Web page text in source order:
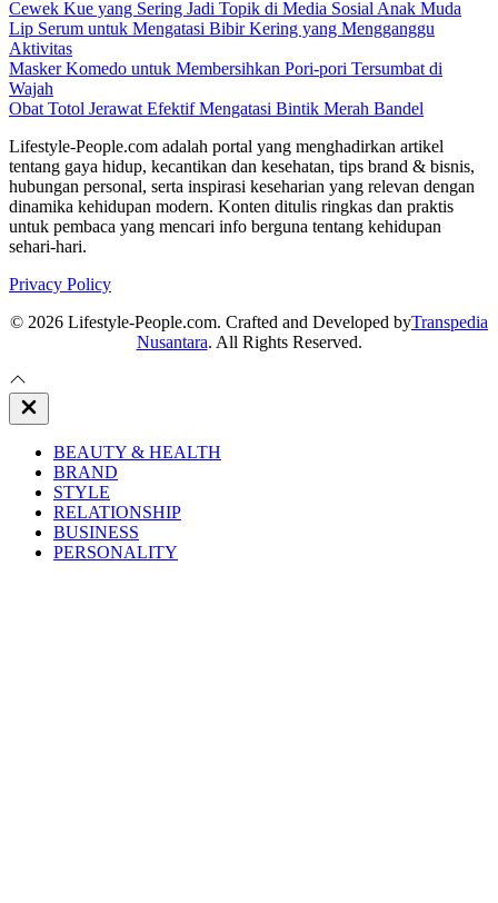
Cewek Kue yang Sering Jadi Topik di Media Sosial Anak Muda
Lip Serum untuk Mengatasi Bibir Kering yang Mengganggu
Aktivitas
Masker Komedo untuk Membersihkan Pori-pori Tersumbat di
Wajah
Obat Totol Jerawat Efektif Mengatasi Bintik Merah Bandel
Lifestyle-People.com adalah portal yang menghadirkan artikel
tentang gaya hidup, kecantikan dan kesehatan, tips brand & bisnis,
hubungan personal, serta inspirasi keseharian yang relevan dengan
dinamika kehidupan modern. Konten ditulis ringkas dan praktis
untuk pembaca yang mencari info berguna tentang kehidupan
sehari-hari.
Privacy Policy
© 2026 Lifestyle-People.com. Crafted and Developed byTranspedia
Nusantara. All Rights Reserved.
Close
Off
BEAUTY & HEALTH
BRAND
STYLE
RELATIONSHIP
BUSINESS
PERSONALITY